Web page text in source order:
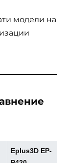
модели на
Eplus3D EP-